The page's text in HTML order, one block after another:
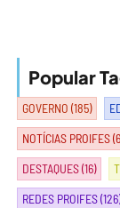
Popular
GOVERNO (185)
NOTÍCIAS PROIFES
DESTAQUES(16)
REDES PROIFES(126)